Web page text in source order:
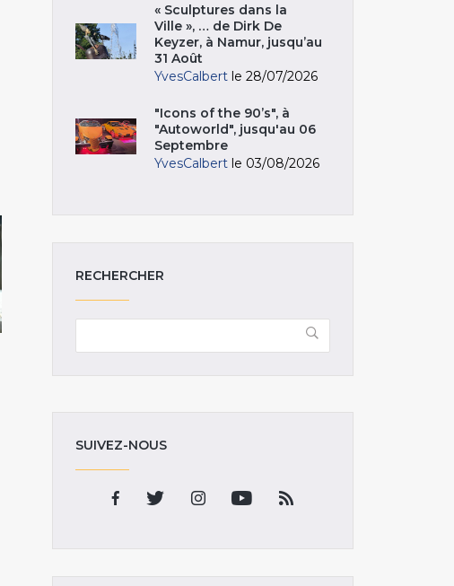
« Sculptures dans la
Ville », … de Dirk De
Keyzer, à Namur, jusqu’au
31 Août
YvesCalbert le 28/07/2026
"Icons of the 90’s", à
"Autoworld", jusqu'au 06
Septembre
YvesCalbert le 03/08/2026
RECHERCHER
SUIVEZ-NOUS